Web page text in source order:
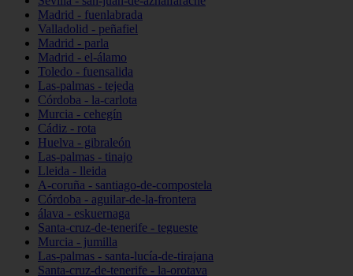
Madrid - fuenlabrada
Valladolid - peñafiel
Madrid - parla
Madrid - el-álamo
Toledo - fuensalida
Las-palmas - tejeda
Córdoba - la-carlota
Murcia - cehegín
Cádiz - rota
Huelva - gibraleón
Las-palmas - tinajo
Lleida - lleida
A-coruña - santiago-de-compostela
Córdoba - aguilar-de-la-frontera
álava - eskuernaga
Santa-cruz-de-tenerife - tegueste
Murcia - jumilla
Las-palmas - santa-lucía-de-tirajana
Santa-cruz-de-tenerife - la-orotava